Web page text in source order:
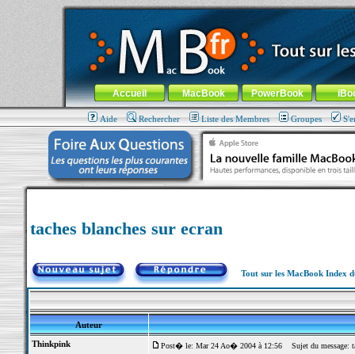
MacBook-fr.com : 100% Apple... 100% nomade !
Aller au contenu-Aller au menu général-Aller au menu de
Menu général
Accueil MacBook PowerBook
Aide Rechercher Liste des Membres Groupes
taches blanches sur ecran
Tout sur les MacBook Index
Auteur
Thinkpink
Post� le: Mar 24 Ao� 2004 à 12:56 Sujet du message: